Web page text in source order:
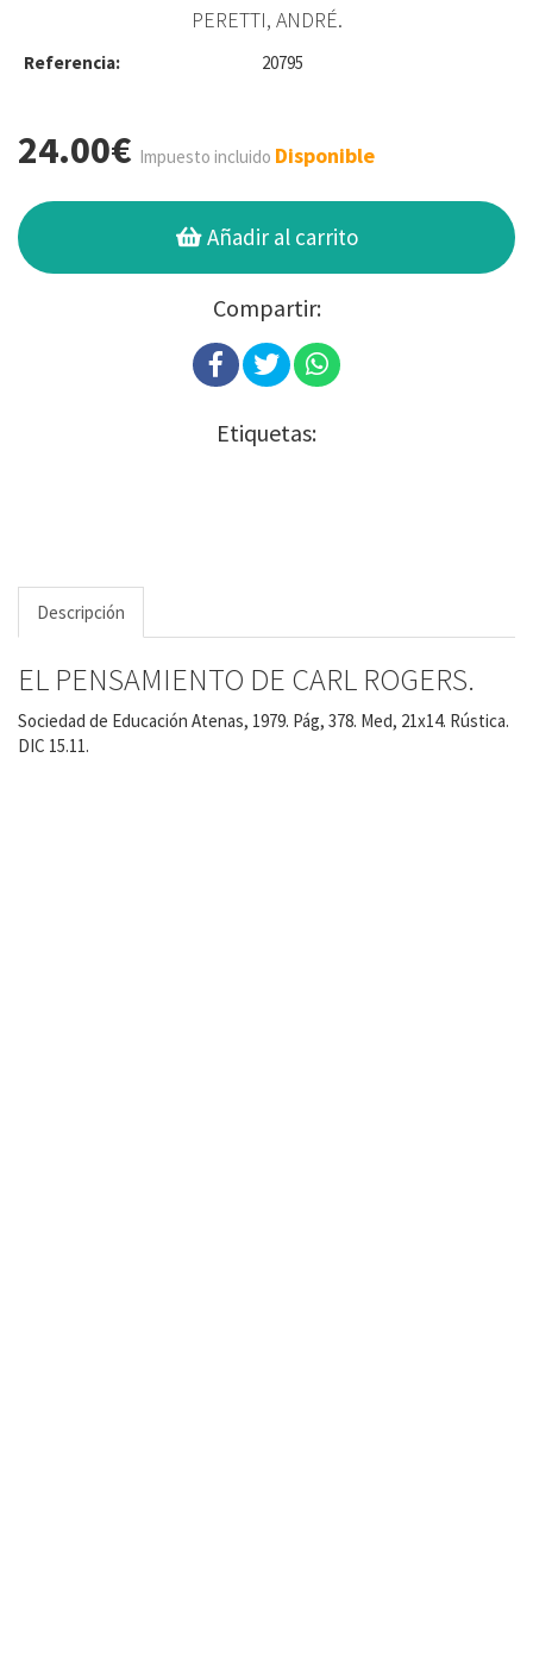
PERETTI, ANDRÉ.
Referencia: 20795
24.00€ Impuesto incluido Disponible
Añadir al carrito
Compartir:
Etiquetas:
Descripción
EL PENSAMIENTO DE CARL ROGERS.
Sociedad de Educación Atenas, 1979. Pág, 378. Med, 21x14. Rústica.
DIC 15.11.